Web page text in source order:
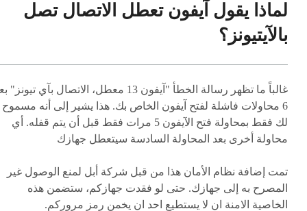
لماذا يقول آيفون تعطل الاتصال تصل
بالآيتيونز؟
غالباً ما تظهر رسالة الخطأ "آيفون 13 معطل، الاتصال بآي
6 محاولات فاشلة لفتح آيفون الخاص بك. هذا يشير إلى أنه مسموح
لك فقط بمحاولة فتح الآيفون 5 مرات فقط قبل أن يتم قفله. أي
محاولة أخرى بعد المحاولة السادسة سيتعطل جهازك
تمت إضافة نظام الأمان هذا من قبل شركة أبل لمنع الوصول غير
المصرح به إلى جهازك. حتى لو فقدت جهازكم، ستضمن هذه
الخاصية الامنة ان لا يستطيع احد ان يخمن رمز مروركم.